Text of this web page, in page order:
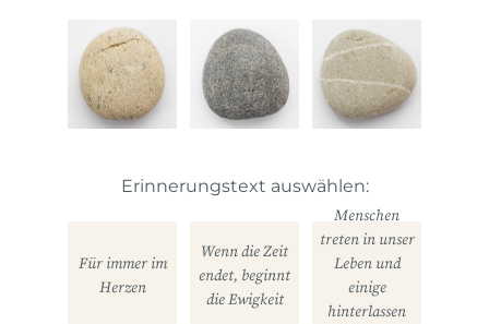
Erinnerungstext auswählen:
Für immer im
Herzen
Wenn die Zeit
endet, beginnt
die Ewigkeit
Menschen
treten in unser
Leben und
einige
hinterlassen